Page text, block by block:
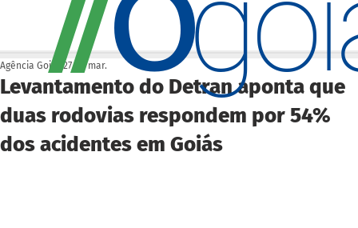
Levantamento do Detran aponta que
duas rodovias respondem por 54%
dos acidentes em Goiás
Agência Goiás 27 de mar.